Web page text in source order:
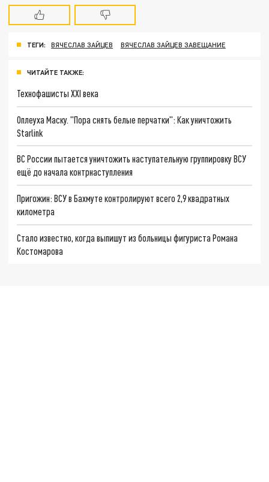
ТЕГИ: ВЯЧЕСЛАВ ЗАЙЦЕВ ВЯЧЕСЛАВ ЗАЙЦЕВ ЗАВЕЩАНИЕ
ЧИТАЙТЕ ТАКЖЕ:
Технофашисты XXI века
Оплеуха Маску. "Пора снять белые перчатки": Как уничтожить
Starlink
ВС России пытается уничтожить наступательную группировку ВСУ
ещё до начала контрнаступления
Пригожин: ВСУ в Бахмуте контролируют всего 2,9 квадратных
километра
Стало известно, когда выпишут из больницы фигуриста Романа
Костомарова